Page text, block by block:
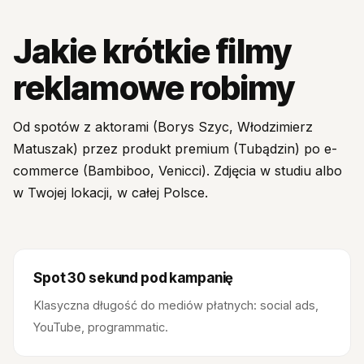
Jakie krótkie filmy
reklamowe robimy
Od spotów z aktorami (Borys Szyc, Włodzimierz
Matuszak) przez produkt premium (Tubądzin) po e-
commerce (Bambiboo, Venicci). Zdjęcia w studiu albo
w Twojej lokacji, w całej Polsce.
Spot 30 sekund pod kampanię
Klasyczna długość do mediów płatnych: social ads,
YouTube, programmatic.